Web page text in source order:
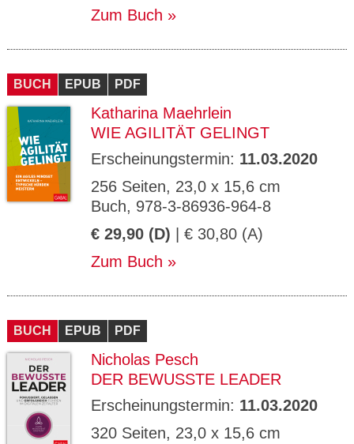
Zum Buch
BUCH EPUB PDF
Katharina Maehrlein
WIE AGILITÄT GELINGT
Erscheinungstermin: 11.03.2020
256 Seiten, 23,0 x 15,6 cm
Buch, 978-3-86936-964-8
€ 29,90 (D) | € 30,80 (A)
Zum Buch
BUCH EPUB PDF
Nicholas Pesch
DER BEWUSSTE LEADER
Erscheinungstermin: 11.03.2020
320 Seiten, 23,0 x 15,6 cm